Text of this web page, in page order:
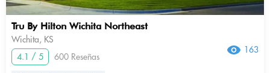
Tru By Hilton Wichita Northeast
Wichita, KS
4.1 / 5
600 Reseñas
163